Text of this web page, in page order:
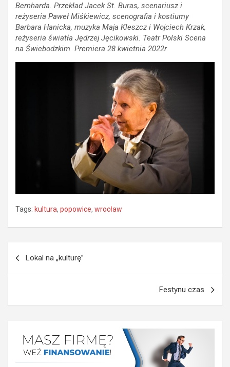
Bernharda. Przekład Jacek St. Buras, scenariusz i
reżyseria Paweł Miśkiewicz, scenografia i kostiumy
Barbara Hanicka, muzyka Maja Kleszcz i Wojciech Krzak,
reżyseria światła Jędrzej Jęcikowski. Teatr Polski Scena
na Świebodzkim. Premiera 28 kwietnia 2022r.
Tags: kultura, popowice, wrocław
Lokal na „kulturę”
Festynu czas